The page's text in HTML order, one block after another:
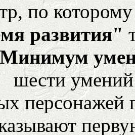
по
развития"
шести
персонажей